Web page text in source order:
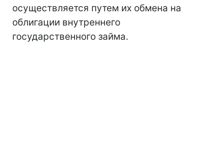
осуществляется путем их обмена на
облигации внутреннего
государственного займа.